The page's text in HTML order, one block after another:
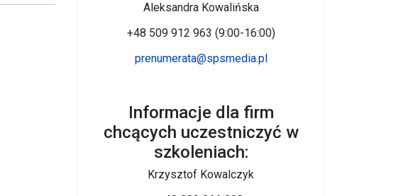
Aleksandra Kowalińska
+48 509 912 963 (9:00-16:00)
prenumerata@spsmedia.pl
Informacje dla firm
chcących uczestniczyć w
szkoleniach:
Krzysztof Kowalczyk